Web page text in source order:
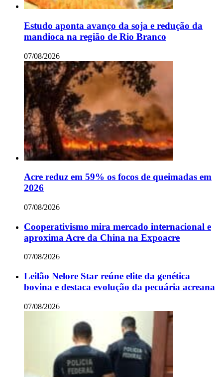
Estudo aponta avanço da soja e redução da
mandioca na região de Rio Branco
07/08/2026
Acre reduz em 59% os focos de queimadas em
2026
07/08/2026
Cooperativismo mira mercado internacional e
aproxima Acre da China na Expoacre
07/08/2026
Leilão Nelore Star reúne elite da genética
bovina e destaca evolução da pecuária acreana
07/08/2026